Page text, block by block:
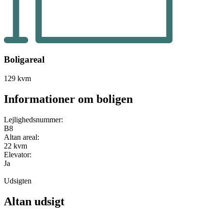
Boligareal
129 kvm
Informationer om boligen
Lejlighedsnummer:
B8
Altan areal:
22 kvm
Elevator:
Ja
Udsigten
Altan udsigt